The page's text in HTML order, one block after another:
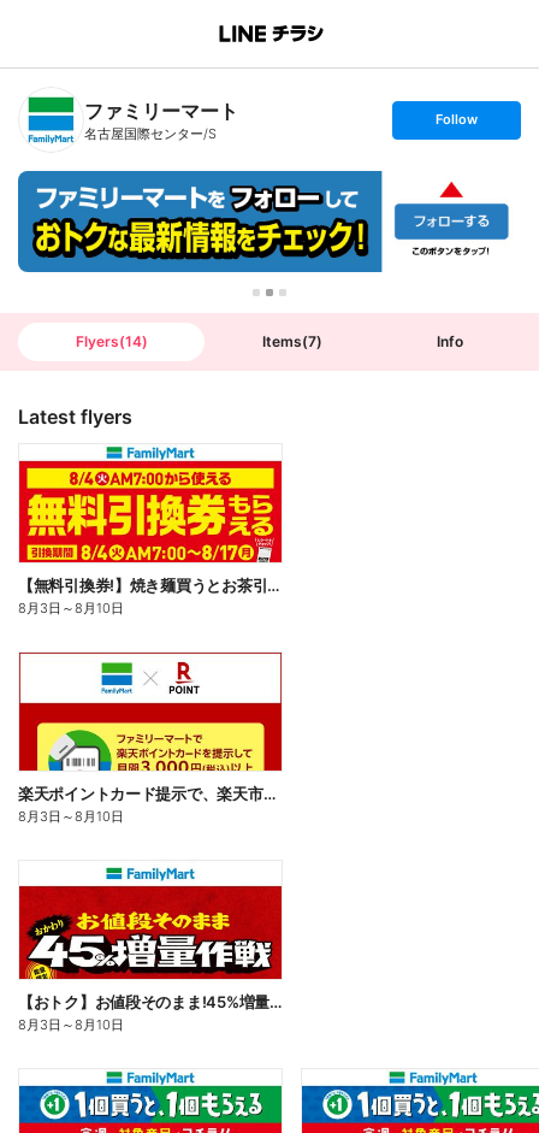
B
n
T
ファミリーマート
名古屋国際センター/S
s
t
w
Follow
Flyers(14) Items(7) Info
Latest flyers
【無料引換券!】焼き麺買うとお茶引換券貰える!
8月3日 ～8月10日
楽天ポイントカード提示で、楽天市場でのお買い物がおトクに!
8月3日 ～8月10日
【おトク】お値段そのまま!45%増量作戦!
8月3日 ～8月10日